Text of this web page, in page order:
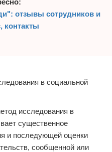
отзывы сотрудников и
контакты
исследования в
существенное
и последующей оценки
сообщенной или